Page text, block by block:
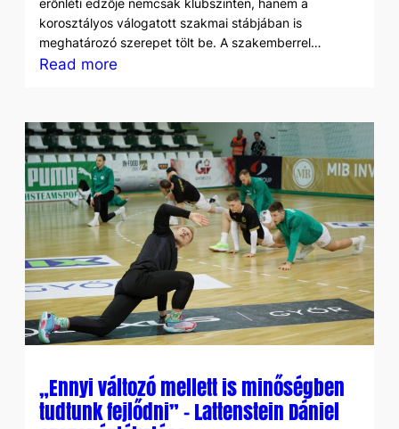
korosztályos válogatott szakmai stábjában is
meghatározó szerepet tölt be. A szakemberrel…
Read more
a
korosztályos
válogatottban
–
Interjú
Lattenstein
Dániellel
„Ennyi változó mellett is minőségben
tudtunk fejlődni” – Lattenstein Dániel